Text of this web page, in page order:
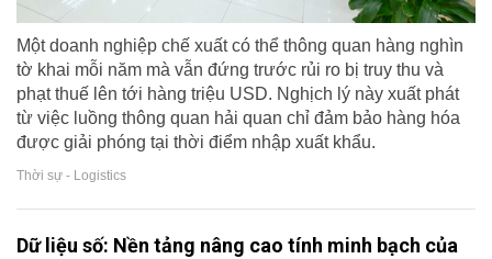
Một doanh nghiệp chế xuất có thể thông quan hàng nghìn
tờ khai mỗi năm mà vẫn đứng trước rủi ro bị truy thu và
phạt thuế lên tới hàng triệu USD. Nghịch lý này xuất phát
từ việc luồng thông quan hải quan chỉ đảm bảo hàng hóa
được giải phóng tại thời điểm nhập xuất khẩu.
Thời sự - Logistics
Dữ liệu số: Nền tảng nâng cao tính minh bạch của